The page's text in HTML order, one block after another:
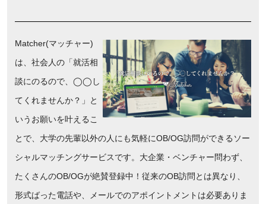
Matcher(マッチャー)
は、社会人の「就活相
談にのるので、◯◯し
てくれませんか？」と
いうお願いを叶えるこ
とで、大学の先輩以外の人にも気軽にOB/OG訪問ができるソー
シャルマッチングサービスです。大企業・ベンチャー問わず、
たくさんのOB/OGが絶賛登録中！従来のOB訪問とは異なり、
形式ばった電話や、メールでのアポイントメントは必要ありま